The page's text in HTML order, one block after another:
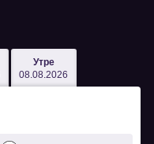
Утре
08.08.2026